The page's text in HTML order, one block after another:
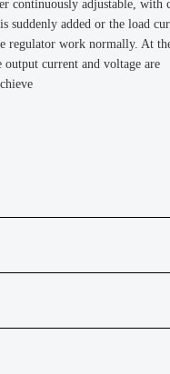
continuously adjustable, with
suddenly added or the load
regulator work normally. At
current and voltage are